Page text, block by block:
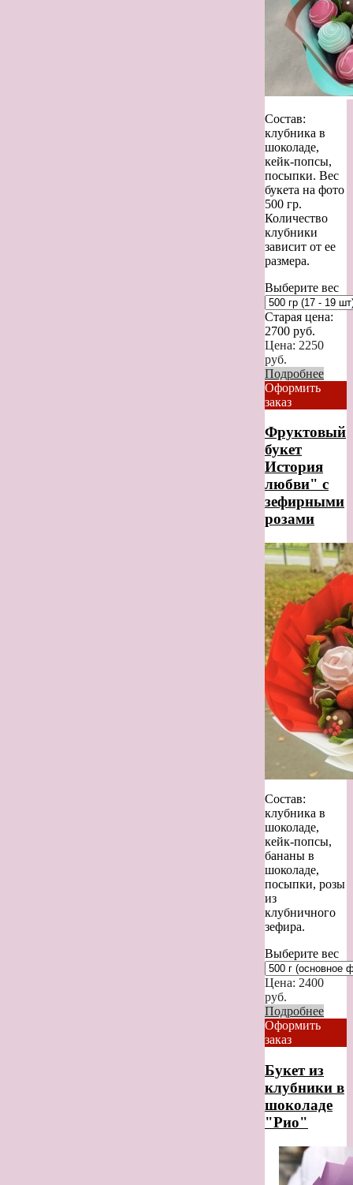
Состав:
клубника в
шоколаде,
кейк-попсы,
посыпки. Вес
букета на фото
500 гр.
Количество
клубники
зависит от ее
размера.
Выберите вес
Старая цена:
2700 руб.
Цена: 2250
руб.
Подробнее
Оформить
заказ
Фруктовый
букет
История
любви" с
зефирными
розами
Состав:
клубника в
шоколаде,
кейк-попсы,
бананы в
шоколаде,
посыпки, розы
из
клубничного
зефира.
Выберите вес
Цена: 2400
руб.
Подробнее
Оформить
заказ
Букет из
клубники в
шоколаде
"Рио"